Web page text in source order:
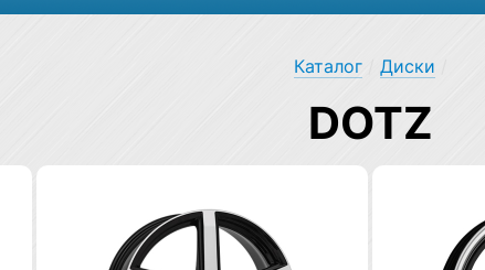
Каталог/ Диски
DOTZ